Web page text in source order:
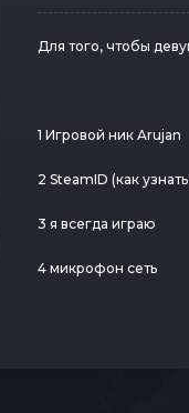
Для того, чтобы
1 Игровой ник Arujan
2 SteamID (как
3 я всегда играю
4 микрофон сеть